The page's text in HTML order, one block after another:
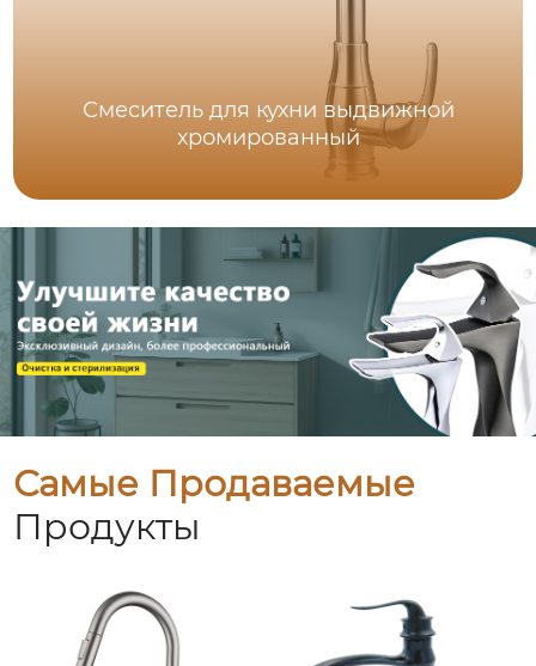
Смеситель для кухни выдвижной
хромированный
Самые Продаваемые
Продукты